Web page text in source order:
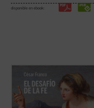
disponible en ebook:
Los encuentros narrados en el evangelio
de Juan, descritos y desglosados en este
libro con gran maestría, forman pequeños
dramas o historias en los que el lector
puede ver retratada su postura personal
ante Cristo y juzgar si está en el camino ...